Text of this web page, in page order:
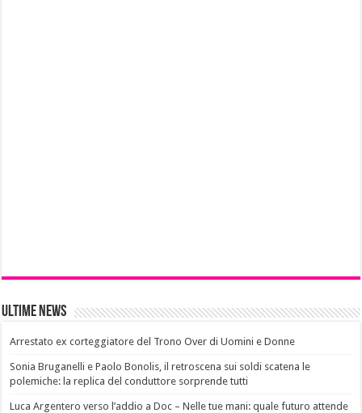
Ultime News
Arrestato ex corteggiatore del Trono Over di Uomini e Donne
Sonia Bruganelli e Paolo Bonolis, il retroscena sui soldi scatena le
polemiche: la replica del conduttore sorprende tutti
Luca Argentero verso l’addio a Doc – Nelle tue mani: quale futuro attende